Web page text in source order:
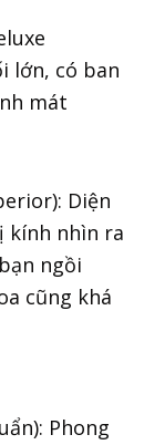
lớn, có ban
mát
Diện
kính nhìn ra
ngồi
cũng khá
Phong